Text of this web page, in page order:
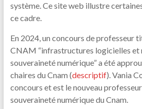
système. Ce site web illustre
ce cadre.
En 2024, un concours de professeur
CNAM “infrastructures logicielles et
souveraineté numérique” a été
chaires du Cnam (descriptif). Vania
concours et est le nouveau
souveraineté numérique du Cnam.